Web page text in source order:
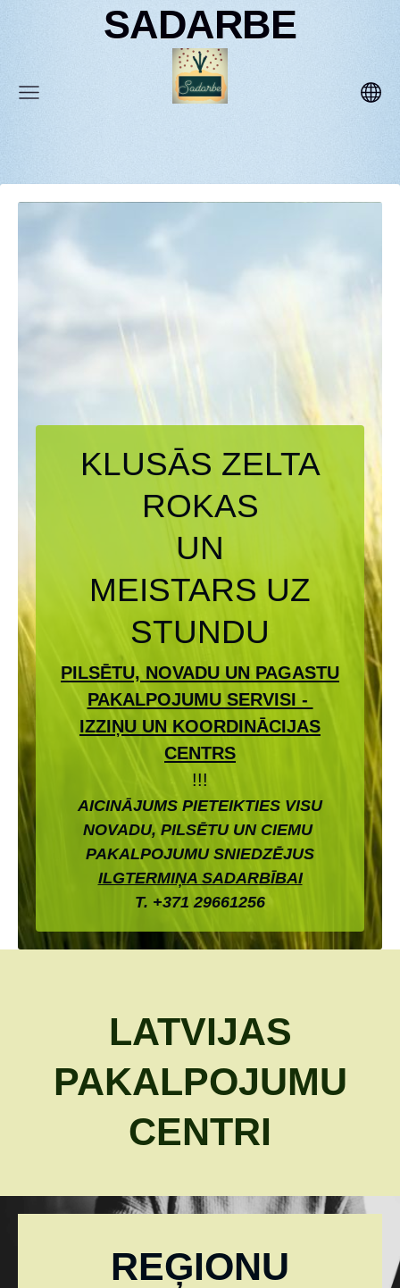
SADARBE
KLUSĀS ZELTA
ROKAS
UN
MEISTARS UZ
STUNDU
PILSĒTU, NOVADU UN PAGASTU
PAKALPOJUMU SERVISI -
IZZIŅU UN KOORDINĀCIJAS
CENTRS
!!!
AICINĀJUMS PIETEIKTIES VISU
NOVADU, PILSĒTU UN CIEMU
PAKALPOJUMU SNIEDZĒJUS
ILGTERMIŅA SADARBĪBAI
T. +371 29661256
LATVIJAS
PAKALPOJUMU
CENTRI
REĢIONU